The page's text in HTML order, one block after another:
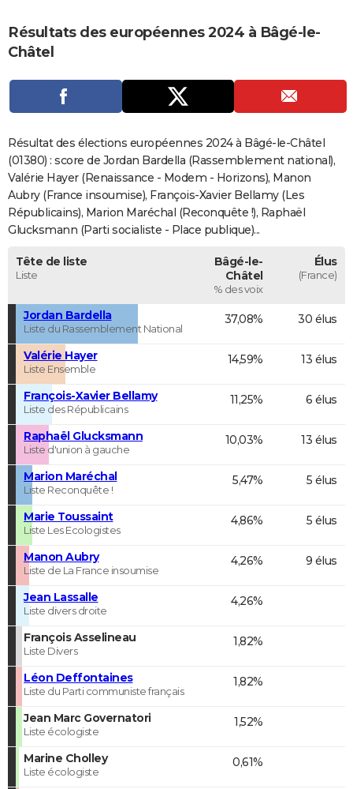
CARTE DE VOEUX
Carte de Noël
Carte Bonne année
Carte Saint-Valentin
Carte Pâques
Carte d'anniversaire
Dictionnaire
Biographies
Expressions
Proverbes
PROGRAMME TV
S'inscrire
Se connecter
Lycées
Collèges
Primaires
Universités
Entreprises
Service militaire
Avis de recherche
AVIS DE DÉCÈS
FORUM
Bricolage
Lifestyle
Culture
SportAuto
Television
Voyage
Cinema
Résultats des européennes 2024 à Bâgé-le-
Châtel
Résultat des élections européennes 2024 à Bâgé-le-Châtel
(01380) : score de Jordan Bardella (Rassemblement national),
Valérie Hayer (Renaissance - Modem - Horizons), Manon
Aubry (France insoumise), François-Xavier Bellamy (Les
Républicains), Marion Maréchal (Reconquête !), Raphaël
Glucksmann (Parti socialiste - Place publique)...
Tête de liste
Liste
Bâgé-le-
Châtel
% des voix
Élus
(France)
Jordan Bardella
Liste du Rassemblement National
37,08% 30 élus
Valérie Hayer
Liste Ensemble
14,59% 13 élus
François-Xavier Bellamy
Liste des Républicains
11,25% 6 élus
Raphaël Glucksmann
Liste d'union à gauche
10,03% 13 élus
Marion Maréchal
Liste Reconquête !
5,47% 5 élus
Marie Toussaint
Liste Les Ecologistes
4,86% 5 élus
Manon Aubry
Liste de La France insoumise
4,26% 9 élus
Jean Lassalle
Liste divers droite
4,26%
François Asselineau
Liste Divers
1,82%
Léon Deffontaines
Liste du Parti communiste français
1,82%
Jean Marc Governatori
Liste écologiste
1,52%
Marine Cholley
Liste écologiste
0,61%